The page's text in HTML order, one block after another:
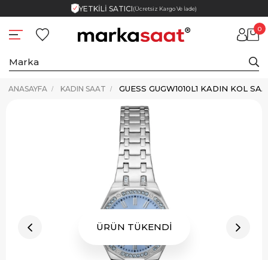
YETKİLİ SATICI(Ücretsiz Kargo Ve İade)
0
ANASAYFA KADIN SAAT GUESS GUGW1010L1 KADIN KOL
ÜRÜN TÜKENDİ